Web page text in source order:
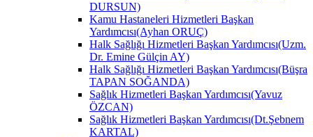
DURSUN)
Kamu Hastaneleri Hizmetleri Başkan
Yardımcısı(Ayhan ORUÇ)
Halk Sağlığı Hizmetleri Başkan Yardımcısı(Uzm.
Dr. Emine Gülçin AY)
Halk Sağlığı Hizmetleri Başkan Yardımcısı(Büşra
TAPAN SOĞANDA)
Sağlık Hizmetleri Başkan Yardımcısı(Yavuz
ÖZCAN)
Sağlık Hizmetleri Başkan Yardımcısı(Dt.Şebnem
KARTAL)